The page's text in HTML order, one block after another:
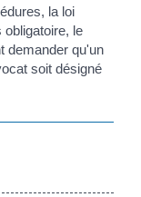
la loi
le
demander qu'un
soit désigné